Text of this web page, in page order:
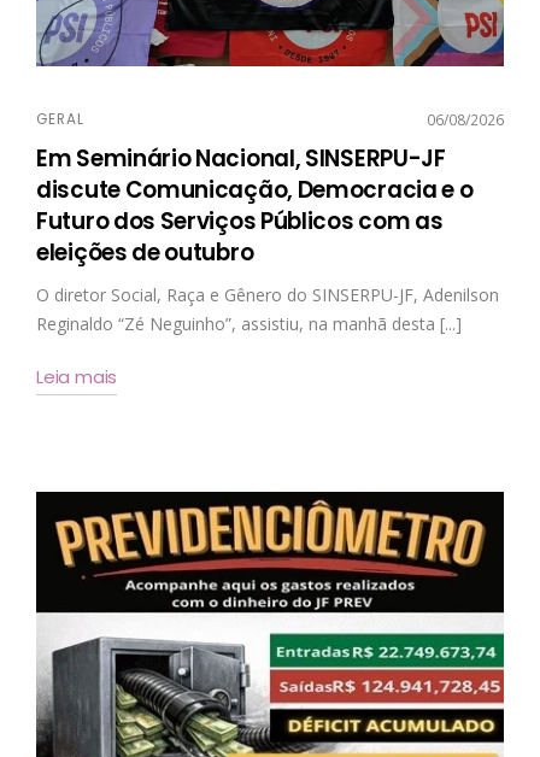
GERAL 06/08/2026
Em Seminário Nacional, SINSERPU-JF
discute Comunicação, Democracia e o
Futuro dos Serviços Públicos com as
eleições de outubro
O diretor Social, Raça e Gênero do SINSERPU-JF, Adenilson
Reginaldo “Zé Neguinho”, assistiu, na manhã desta [...]
Leia mais